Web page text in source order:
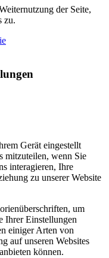
der Seite,
zu.
Gerät eingestellt
mitzuteilen, wenn Sie
interagieren, Ihre
zu unserer Website
um
Ihrer Einstellungen
einiger Arten von
auf unseren Websites
können.